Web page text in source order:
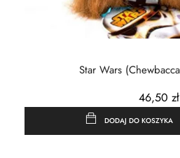
Star Wars
46,50 zł
DODAJ DO KOSZYKA